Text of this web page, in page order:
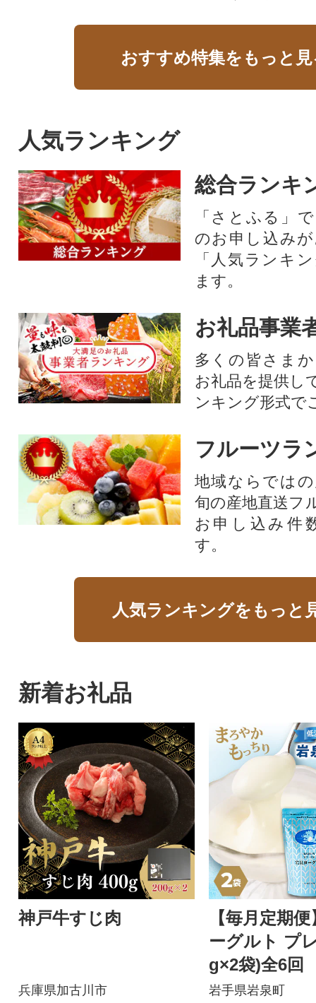
おすすめ特集をもっと
人気ランキング
総合ランキ
「さとふる」
のお申し込み
「人気ランキ
ます。
お礼品事業
多くの皆さま
お礼品を提供し
ンキング形式で
フルーツラ
地域ならでは
旬の産地直送フ
お申し込み件
す。
人気ランキングをもっと
新着お礼品
神戸牛すじ肉
兵庫県加古川市
【毎月定期
ーグルト プ
g×2袋)全6回
岩手県岩泉町